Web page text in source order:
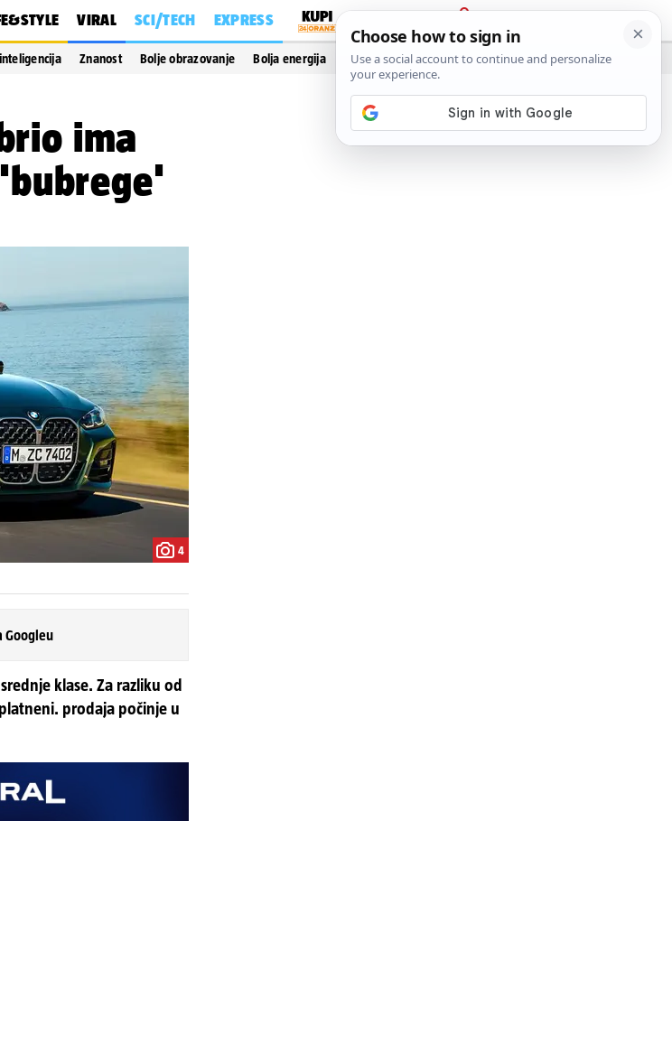
VIRAL SCI/TECH EXPRESS
PRIJAVA
Znanost Bolje obrazovanje Bolja energija Vidi još…
ima
4
Googleu
klase. Za razliku od
prodaja počinje u